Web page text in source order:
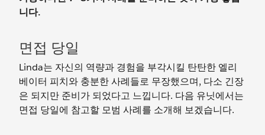
니다.
면접 당일
Linda는 자신의 역량과 경험을 부각시킬 탄탄한 엘리
베이터 피치와 충분한 사례들로 무장했으며, 다소 긴장
은 되지만 준비가 되었다고 느낍니다. 다음 유닛에서는
면접 당일에 참고할 모범 사례를 소개해 보겠습니다.